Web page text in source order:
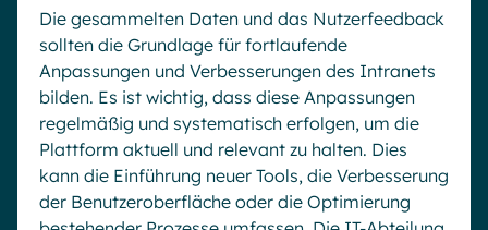
Die gesammelten Daten und das Nutzerfeedback
sollten die Grundlage für fortlaufende
Anpassungen und Verbesserungen des Intranets
bilden. Es ist wichtig, dass diese Anpassungen
regelmäßig und systematisch erfolgen, um die
Plattform aktuell und relevant zu halten. Dies
kann die Einführung neuer Tools, die Verbesserung
der Benutzeroberfläche oder die Optimierung